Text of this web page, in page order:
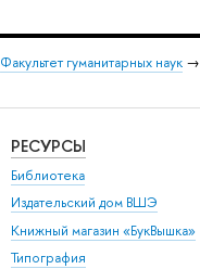
Факультет гуманитарных наук →
РЕСУРСЫ
Библиотека
Издательский дом ВШЭ
Книжный магазин «БукВышка»
Типография